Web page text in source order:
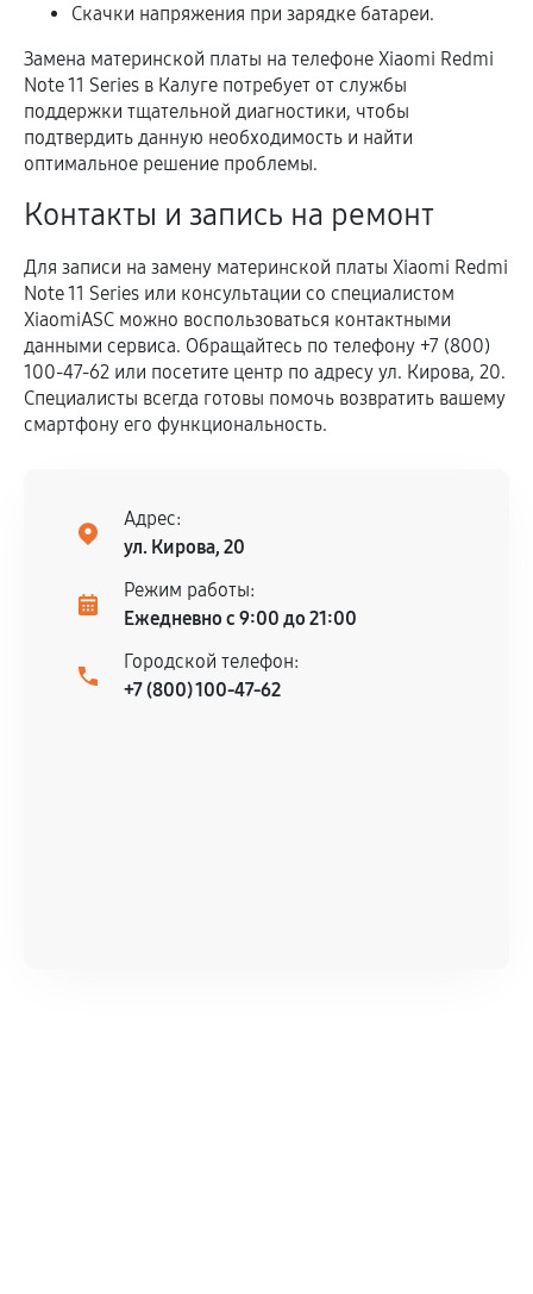
Скачки напряжения при зарядке батареи.
Замена материнской платы на телефоне Xiaomi Redmi
Note 11 Series в Калуге потребует от службы
поддержки тщательной диагностики, чтобы
подтвердить данную необходимость и найти
оптимальное решение проблемы.
Контакты и запись на ремонт
Для записи на замену материнской платы Xiaomi Redmi
Note 11 Series или консультации со специалистом
XiaomiASC можно воспользоваться контактными
данными сервиса. Обращайтесь по телефону +7 (800)
100-47-62 или посетите центр по адресу ул. Кирова, 20.
Специалисты всегда готовы помочь возвратить вашему
смартфону его функциональность.
Адрес:
ул. Кирова, 20
Режим работы:
Ежедневно с 9:00 до 21:00
Городской телефон:
+7 (800) 100-47-62